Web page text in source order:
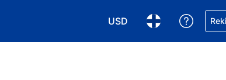
USD
Valitse valuutta.
Valitse kieli.